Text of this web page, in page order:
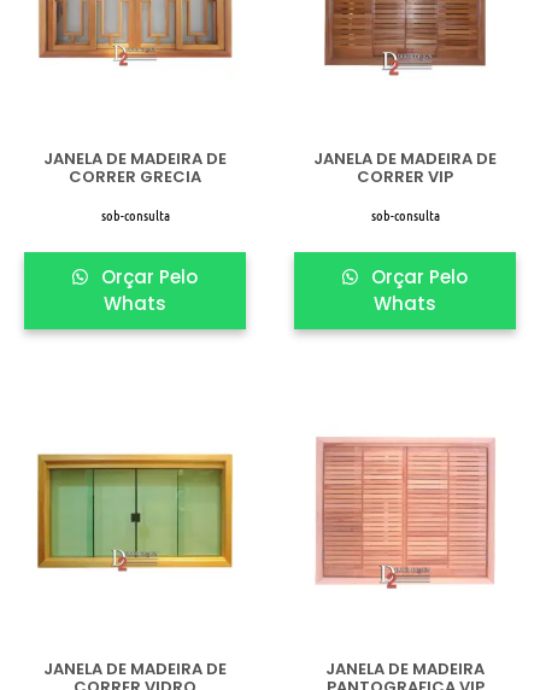
JANELA DE MADEIRA DE
CORRER GRECIA
sob-consulta
Orçar Pelo
Whats
JANELA DE MADEIRA DE
CORRER VIP
sob-consulta
Orçar Pelo
Whats
JANELA DE MADEIRA DE JANELA DE MADEIRA